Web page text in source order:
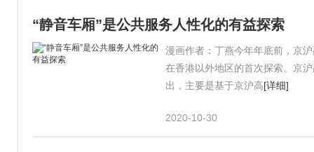
“静音车厢”是公共服务人性化的有益探索
漫画作者：丁燕今年年底前，京
在香港以外地区的首次探索。京
出，主要是基于京沪高[详细]
2020-10-30